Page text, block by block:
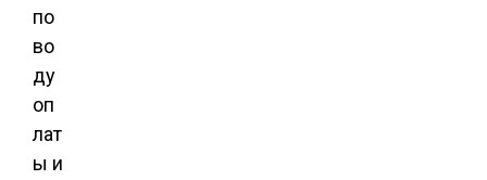
по
во
ду
оп
лат
ы и